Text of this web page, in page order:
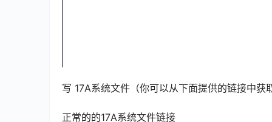
写 17A系统文件（你可以从下面提供的链接中获
正常的的17A系统文件链接